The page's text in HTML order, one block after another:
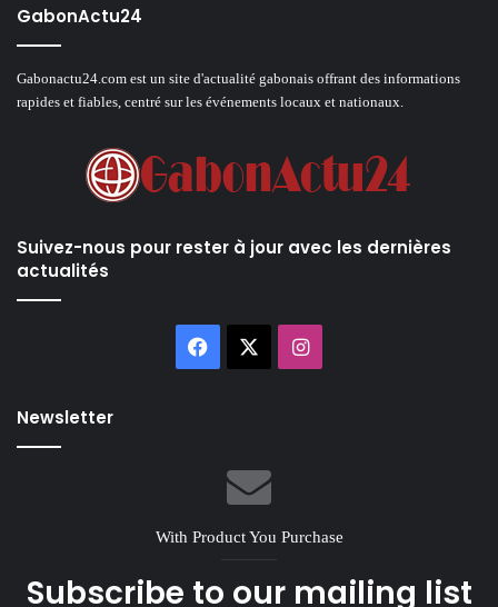
GabonActu24
Gabonactu24.com est un site d'actualité gabonais offrant des informations
rapides et fiables, centré sur les événements locaux et nationaux.
Suivez-nous pour rester à jour avec les dernières
actualités
Facebook Instagram
Newsletter
With Product You Purchase
Subscribe to our mailing list